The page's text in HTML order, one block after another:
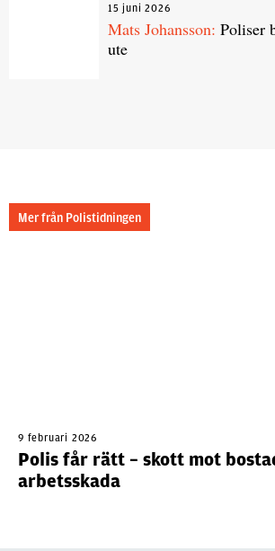
15 juni 2026
Mats Johansson: Poliser
ute
Mer från Polistidningen
9 februari 2026
Polis får rätt – skott mot
arbetsskada